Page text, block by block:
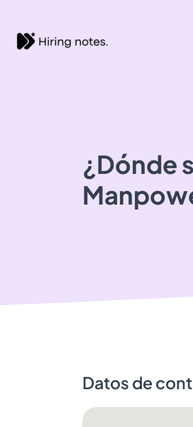
¿Dónde
Datos de